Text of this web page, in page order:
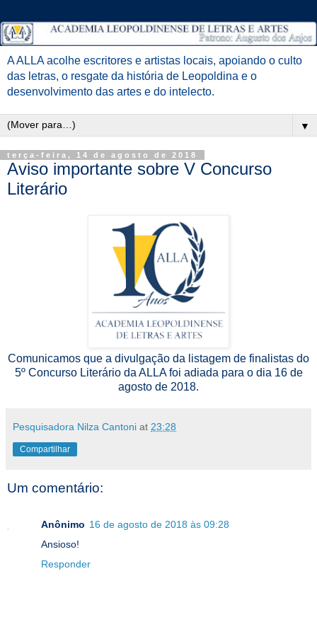
A ALLA acolhe escritores e artistas locais, apoiando o culto
das letras, o resgate da história de Leopoldina e o
desenvolvimento das artes e do intelecto.
▼
terça-feira, 14 de agosto de 2018
Aviso importante sobre V Concurso
Literário
Comunicamos que a divulgação da listagem de finalistas do
5º Concurso Literário da ALLA foi adiada para o dia 16 de
agosto de 2018.
Pesquisadora Nilza Cantoni at 23:28
Compartilhar
Um comentário:
Anônimo 16 de agosto de 2018 às 09:28
Ansioso!
Responder